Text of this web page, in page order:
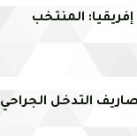
المنتخب
التدخل الجراحي